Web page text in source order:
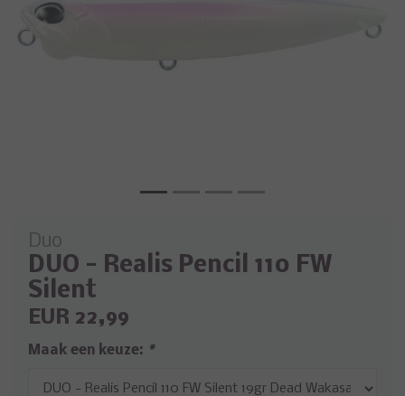
Duo
DUO - Realis Pencil 110 FW
Silent
EUR 22,99
Maak een keuze: *